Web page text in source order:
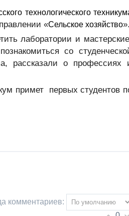
технологического
«Сельское хозяйство».
лаборатории и
со
рассказали о профессиях
примет первых студентов
комментариев: